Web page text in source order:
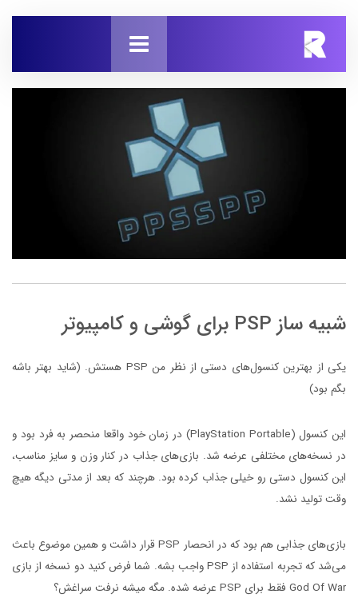
شبیه ساز PSP برای گوشی و کامپیوتر
یکی از بهترین کنسول‌های دستی از نظر من PSP هستش. (شاید بهتر باشه
بگم بود)
این کنسول (PlayStation Portable) در زمان خود واقعا منحصر به فرد بود و
در نسخه‌های مختلفی عرضه شد. بازی‌های جذاب در کنار وزن و سایز مناسب،
این کنسول دستی رو خیلی جذاب کرده بود. هرچند که بعد از مدتی دیگه هیچ
وقت تولید نشد.
بازی‌های جذابی هم بود که در انحصار PSP قرار داشت و همین موضوع باعث
می‌شد که تجربه استفاده از PSP واجب بشه. شما فرض کنید دو نسخه از بازی
God Of War فقط برای PSP عرضه شده. مگه میشه نرفت سراغش؟